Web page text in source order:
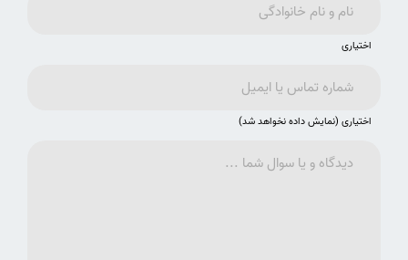
اختیاری
اختیاری (نمایش داده نخواهد شد)